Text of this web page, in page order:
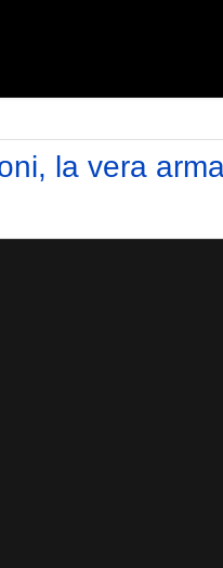
la vera